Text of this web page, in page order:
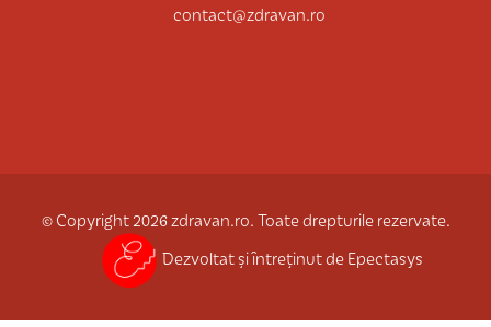
contact@zdravan.ro
© Copyright 2026 zdravan.ro. Toate drepturile rezervate.
Dezvoltat și întreținut de Epectasys